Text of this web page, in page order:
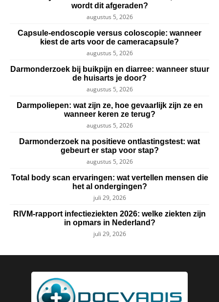
wordt dit afgeraden?
augustus 5, 2026
Capsule-endoscopie versus coloscopie: wanneer
kiest de arts voor de cameracapsule?
augustus 5, 2026
Darmonderzoek bij buikpijn en diarree: wanneer stuur
de huisarts je door?
augustus 5, 2026
Darmpoliepen: wat zijn ze, hoe gevaarlijk zijn ze en
wanneer keren ze terug?
augustus 5, 2026
Darmonderzoek na positieve ontlastingstest: wat
gebeurt er stap voor stap?
augustus 5, 2026
Total body scan ervaringen: wat vertellen mensen die
het al ondergingen?
juli 29, 2026
RIVM-rapport infectieziekten 2026: welke ziekten zijn
in opmars in Nederland?
juli 29, 2026